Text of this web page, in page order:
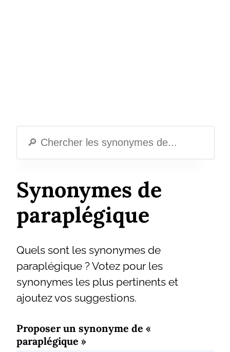
Synonymes de
paraplégique
Quels sont les synonymes de
paraplégique ? Votez pour les
synonymes les plus pertinents et
ajoutez vos suggestions.
Proposer un synonyme de «
paraplégique »